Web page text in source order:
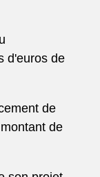
d'euros de
de
de